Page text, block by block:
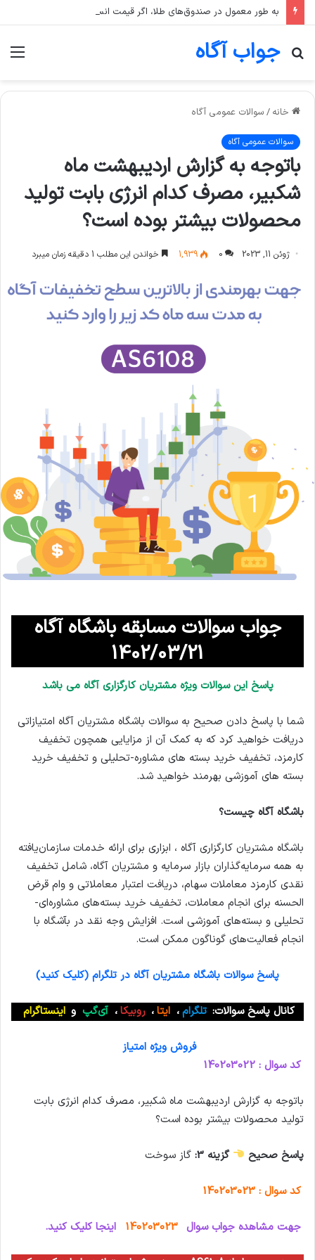
جواب آگاه
جستجو
خانه / سوالات عمومی آگاه
سوالات عمومی آگاه
باتوجه به گزارش اردیبهشت ماه
شکبیر، مصرف کدام انرژی بابت تولید
محصولات بیشتر بوده است؟
ژوئن 11, 2023 0
1,939 خواندن این مطلب 1 دقیقه زمان میبرد
جواب سوالات مسابقه باشگاه آگاه
1402/03/21
پاسخ این سوالات ویژه مشتریان کارگزاری آگاه می باشد
شما با پاسخ دادن صحیح به سوالات باشگاه مشتریان آگاه امتیازاتی
دریافت خواهید کرد که به کمک آن از مزایایی همچون تخفیف
کارمزد، تخفیف خرید بسته های مشاوره-تحلیلی و تخفیف خرید
بسته های آموزشی بهرمند خواهید شد.
باشگاه آگاه چیست؟
باشگاه مشتریان کارگزاری آگاه ، ابزاری برای ارائه خدمات سازمان‌یافته
به همه سرمایه‌گذاران بازار سرمایه و مشتریان آگاه، شامل تخفیف
نقدی کارمزد معاملات سهام، دریافت اعتبار معاملاتی و وام قرض
الحسنه برای انجام معاملات، تخفیف خرید بسته‌های مشاوره‌ای-
تحلیلی و بسته‌های آموزشی است. افزایش وجه نقد در بآشگاه با
انجام فعالیت‌های گوناگون ممکن است.
پاسخ سوالات باشگاه مشتریان آگاه در تلگرام (کلیک کنید)
کانال پاسخ سوالات: تلگرام، ایتا، روبیکا، آی‌گپ و اینستاگرام
فروش ویژه امتیاز
کد سوال : 140203022
باتوجه به گزارش اردیبهشت ماه شکبیر، مصرف کدام انرژی بابت
تولید محصولات بیشتر بوده است؟
پاسخ صحیح گزینه 3: گاز سوخت
کد سوال : 140203023
جهت مشاهده جواب سوال 140203023 اینجا کلیک کنید.